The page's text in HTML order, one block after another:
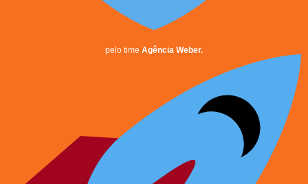
pelo time Agência Weber.